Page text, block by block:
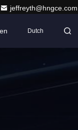
jeffreyth@hngce.com
Dutch